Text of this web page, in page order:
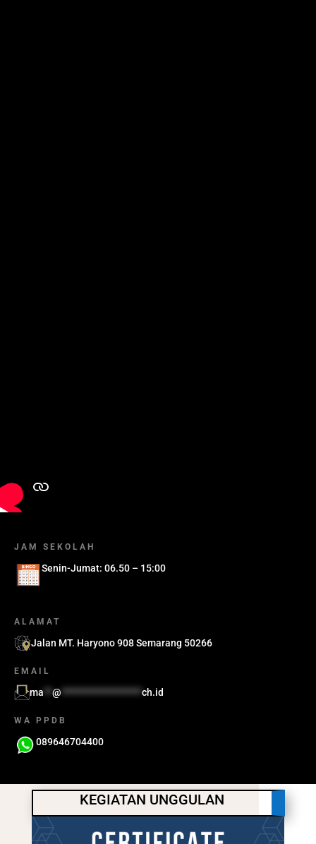
JAM SEKOLAH
Senin-Jumat: 06.50 – 15:00
ALAMAT
Jalan MT. Haryono 908 Semarang 50266
EMAIL
ma @ ch.id
WA PPDB
089646704400
KEGIATAN UNGGULAN